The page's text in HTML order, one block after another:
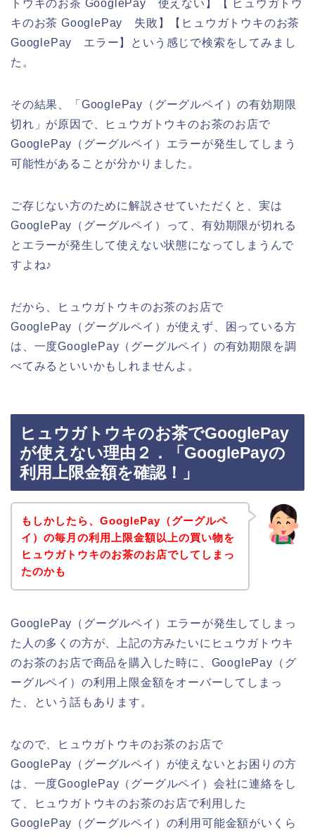
トウキのお茶 GooglePay 使えない】【 ヒュウガトウ
キのお茶 GooglePay 失敗】【ヒュウガトウキのお茶
GooglePay エラー】という感じで検索をしてみまし
た。
その結果、「GooglePay（グーグルペイ）の有効期限
切れ」が原因で、ヒュウガトウキのお茶のお店で
GooglePay（グーグルペイ）エラーが発生してしまう
可能性があることが分かりました。
ご存じない方のために解説させていただくと、実は
GooglePay（グーグルペイ）って、有効期限が切れる
とエラーが発生して使えない状態になってしまうんで
すよね♪
だから、ヒュウガトウキのお茶のお店で
GooglePay（グーグルペイ）が使えず、困っている方
は、一度GooglePay（グーグルペイ）の有効期限を調
べてみるといいかもしれませんよ。
ヒュウガトウキのお茶でGooglePay
が使えない理由２．「GooglePayの
利用上限金額を確認！」
もしかしたら、GooglePay（グーグルペ
イ）の毎月の利用上限金額以上の買い物を
ヒュウガトウキのお茶のお店でしてしまっ
たのかも
GooglePay（グーグルペイ）エラーが発生してしまっ
た人の多くの方が、上記の方みたいにヒュウガトウキ
のお茶のお店で商品を購入した時に、GooglePay（グ
ーグルペイ）の利用上限金額をオーバーしてしまっ
た、という話もあります。
なので、ヒュウガトウキのお茶のお店で
GooglePay（グーグルペイ）が使えないとお困りの方
は、一度GooglePay（グーグルペイ）会社に連絡をし
て、ヒュウガトウキのお茶のお店で利用した
GooglePay（グーグルペイ）の利用可能金額がいくら